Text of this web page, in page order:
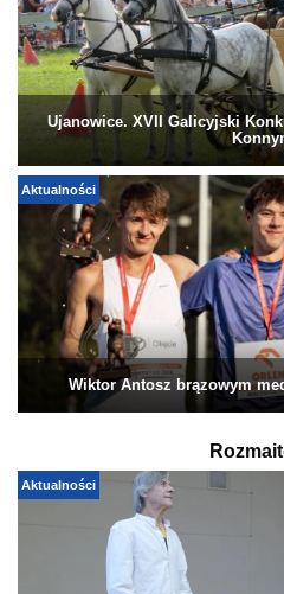
Ujanowice. XVII Galicyjski
Aktualności
Wiktor Antosz brązowym
Aktualności